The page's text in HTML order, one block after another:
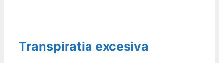
Transpiratia excesiva